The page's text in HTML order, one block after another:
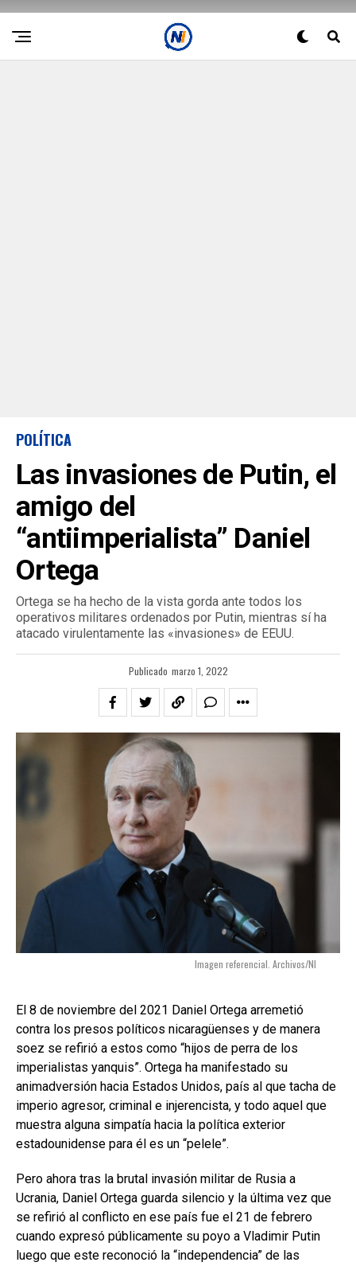
POLÍTICA
Las invasiones de Putin, el
amigo del
“antiimperialista” Daniel
Ortega
Ortega se ha hecho de la vista gorda ante todos los
operativos militares ordenados por Putin, mientras sí ha
atacado virulentamente las «invasiones» de EEUU.
Publicado marzo 1, 2022
Imagen referencial. Archivos/NI
El 8 de noviembre del 2021 Daniel Ortega arremetió
contra los presos políticos nicaragüenses y de manera
soez se refirió a estos como “hijos de perra de los
imperialistas yanquis”. Ortega ha manifestado su
animadversión hacia Estados Unidos, país al que tacha de
imperio agresor, criminal e injerencista, y todo aquel que
muestra alguna simpatía hacia la política exterior
estadounidense para él es un “pelele”.
Pero ahora tras la brutal invasión militar de Rusia a
Ucrania, Daniel Ortega guarda silencio y la última vez que
se refirió al conflicto en ese país fue el 21 de febrero
cuando expresó públicamente su poyo a Vladimir Putin
luego que este reconoció la “independencia” de las